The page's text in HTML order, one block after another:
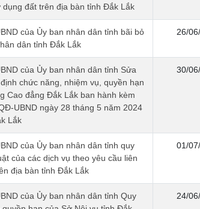
đất trên địa bàn tỉnh Đắk Lắk
của Ủy ban nhân dân tỉnh bãi bỏ
dân tỉnh Đắk Lắk
26/
của Ủy ban nhân dân tỉnh Sửa
chức năng, nhiệm vụ, quyền hạn
Cao đẳng Đắk Lắk ban hành kèm
UBND ngày 28 tháng 5 năm 2024
Lắk
30/
của Ủy ban nhân dân tỉnh quy
của các dịch vụ theo yêu cầu liên
địa bàn tỉnh Đắk Lắk
01/
của Ủy ban nhân dân tỉnh Quy
24/